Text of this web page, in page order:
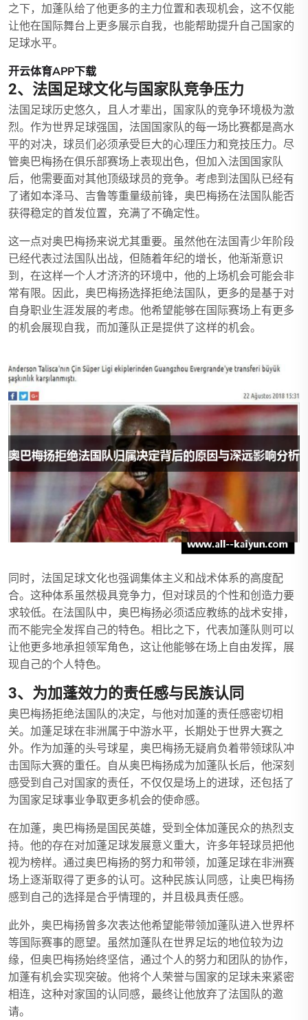
之下，加蓬队给了他更多的主力位置和表现机会，这不仅能
让他在国际舞台上更多展示自我，也能帮助提升自己国家的
足球水平。
开云体育APP下载
2、法国足球文化与国家队竞争压力
法国足球历史悠久，且人才辈出，国家队的竞争环境极为激
烈。作为世界足球强国，法国国家队的每一场比赛都是高水
平的对决，球员们必须承受巨大的心理压力和竞技压力。尽
管奥巴梅扬在俱乐部赛场上表现出色，但加入法国国家队
后，他需要面对其他顶级球员的竞争。考虑到法国队已经有
了诸如本泽马、吉鲁等重量级前锋，奥巴梅扬在法国队能否
获得稳定的首发位置，充满了不确定性。
这一点对奥巴梅扬来说尤其重要。虽然他在法国青少年阶段
已经代表过法国队出战，但随着年纪的增长，他渐渐意识
到，在这样一个人才济济的环境中，他的上场机会可能会非
常有限。因此，奥巴梅扬选择拒绝法国队，更多的是基于对
自身职业生涯发展的考虑。他希望能够在国际赛场上有更多
的机会展现自我，而加蓬队正是提供了这样的机会。
同时，法国足球文化也强调集体主义和战术体系的高度配
合。这种体系虽然极具竞争力，但对球员的个性和创造力要
求较低。在法国队中，奥巴梅扬必须适应教练的战术安排，
而不能完全发挥自己的特色。相比之下，代表加蓬队则可以
让他更多地承担领军角色，这让他能够在场上自由发挥，展
现自己的个人特色。
3、为加蓬效力的责任感与民族认同
奥巴梅扬拒绝法国队的决定，与他对加蓬的责任感密切相
关。加蓬足球在非洲属于中游水平，长期处于世界大赛之
外。作为加蓬的头号球星，奥巴梅扬无疑肩负着带领球队冲
击国际大赛的重任。自从奥巴梅扬成为加蓬队长后，他深刻
感受到自己对国家的责任，不仅仅是场上的进球，还包括了
为国家足球事业争取更多机会的使命感。
在加蓬，奥巴梅扬是国民英雄，受到全体加蓬民众的热烈支
持。他的存在对加蓬足球发展意义重大，许多年轻球员把他
视为榜样。通过奥巴梅扬的努力和带领，加蓬足球在非洲赛
场上逐渐取得了更多的认可。这种民族认同感，让奥巴梅扬
感到自己的选择是合乎情理的，并且极具责任感。
此外，奥巴梅扬曾多次表达他希望能带领加蓬队进入世界杯
等国际赛事的愿望。虽然加蓬队在世界足坛的地位较为边
缘，但奥巴梅扬始终坚信，通过个人的努力和团队的协作，
加蓬有机会实现突破。他将个人荣誉与国家的足球未来紧密
相连，这种对家国的认同感，最终让他放弃了法国队的邀
请。